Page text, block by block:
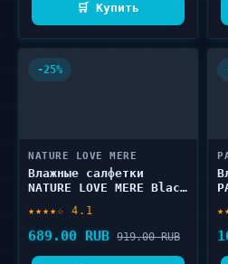
🛒 Купить
-25%
NATURE LOVE MERE
Влажные салфетки
NATURE LOVE MERE Black
★★★★☆ 4.1
689.00 RUB 919.00 RUB